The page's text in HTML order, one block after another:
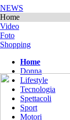
NEWS
Home
Video
Foto
Shopping
Home
Donna
Lifestyle
Tecnologia
Spettacoli
Sport
Motori